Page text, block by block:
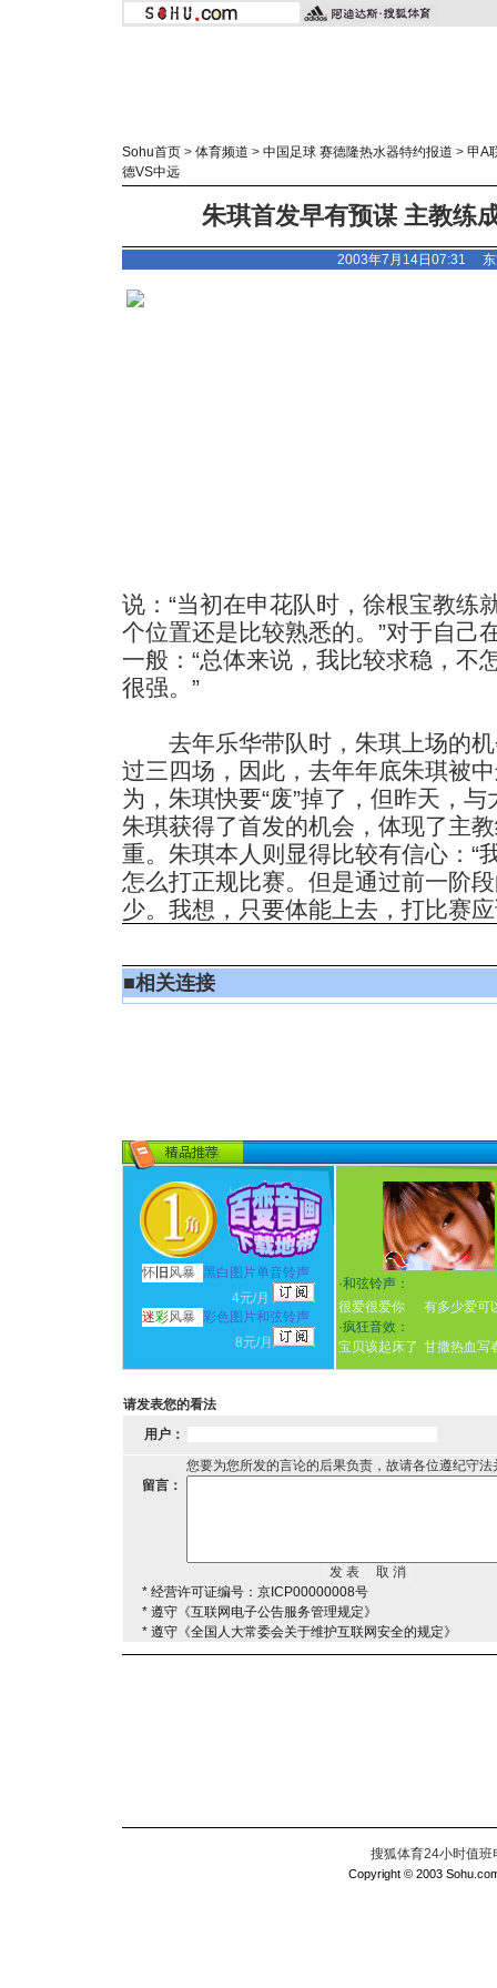
Sohu首页 > 体育频道 > 中国足球 赛德隆热水器特约报道 > 甲A
德VS中远
朱琪首发早有预谋 主教练
2003年7月14日07:31
说：“当初在申花队时，徐根宝教练
个位置还是比较熟悉的。”对于自己
一般：“总体来说，我比较求稳，不
很强。”
去年乐华带队时，朱琪上场的机
过三四场，因此，去年年底朱琪被
为，朱琪快要“废”掉了，但昨天，
朱琪获得了首发的机会，体现了主
重。朱琪本人则显得比较有信心：“
怎么打正规比赛。但是通过前一阶
少。我想，只要体能上去，打比赛
■相关连接
怀 旧 风暴
黑白图片单音铃声
4元/月
迷彩风暴 彩色图片和弦铃声
8元/月
·和弦铃声：
很爱很爱你
有多少爱可
·疯狂音效：
宝贝该起床了 甘撒热血写
请发表您的看法
用户：
您要为您所发的言论的后果负责，故请各位遵纪守
留言：
* 经营许可证编号：京ICP00000008号
* 遵守《互联网电子公告服务管理规定》
* 遵守《全国人大常委会关于维护互联网安全的规定》
搜狐体育24小时值
Copyright © 2003